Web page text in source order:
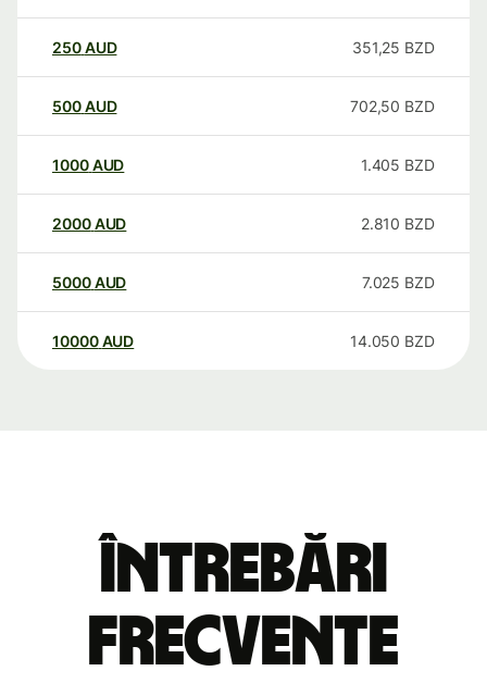
250AUD 351,25 BZD
500AUD 702,50 BZD
1000AUD 1.405 BZD
2000AUD 2.810 BZD
5000AUD 7.025 BZD
10000 AUD 14.050 BZD
Întrebări
frecvente